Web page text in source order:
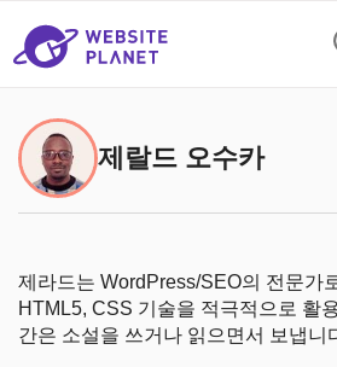
제랄드 오수카
제라드는 WordPress/SEO의 전문가
HTML5, CSS 기술을 적극적으로 활
간은 소설을 쓰거나 읽으면서 보냅니